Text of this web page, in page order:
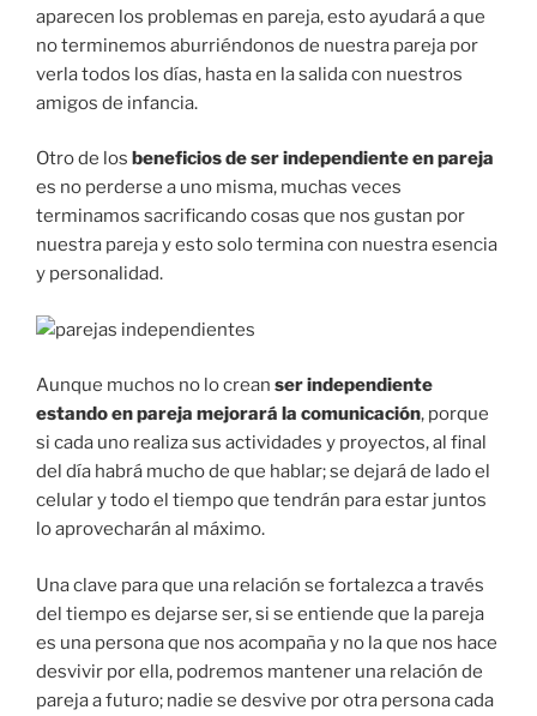
aparecen los problemas en pareja, esto ayudará a que
no terminemos aburriéndonos de nuestra pareja por
verla todos los días, hasta en la salida con nuestros
amigos de infancia.
Otro de los beneficios de ser independiente en pareja
es no perderse a uno misma, muchas veces
terminamos sacrificando cosas que nos gustan por
nuestra pareja y esto solo termina con nuestra esencia
y personalidad.
Aunque muchos no lo crean ser independiente
estando en pareja mejorará la comunicación, porque
si cada uno realiza sus actividades y proyectos, al final
del día habrá mucho de que hablar; se dejará de lado el
celular y todo el tiempo que tendrán para estar juntos
lo aprovecharán al máximo.
Una clave para que una relación se fortalezca a través
del tiempo es dejarse ser, si se entiende que la pareja
es una persona que nos acompaña y no la que nos hace
desvivir por ella, podremos mantener una relación de
pareja a futuro; nadie se desvive por otra persona cada